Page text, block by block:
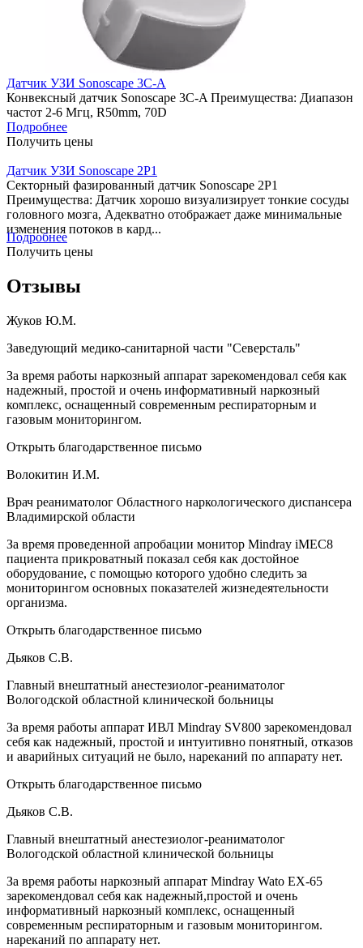
Датчик УЗИ Sonoscape 3C-A
Конвексный датчик Sonoscape 3C-A Преимущества: Диапазон
частот 2-6 Мгц, R50mm, 70D
Подробнее
Получить цены
Датчик УЗИ Sonoscape 2P1
Секторный фазированный датчик Sonoscape 2P1
Преимущества: Датчик хорошо визуализирует тонкие сосуды
головного мозга, Адекватно отображает даже минимальные
изменения потоков в кард...
Подробнее
Получить цены
Отзывы
Жуков Ю.М.
Заведующий медико-санитарной части "Северсталь"
За время работы наркозный аппарат зарекомендовал себя как
надежный, простой и очень информативный наркозный
комплекс, оснащенный современным респираторным и
газовым мониторингом.
Открыть благодарственное письмо
Волокитин И.М.
Врач реаниматолог Областного наркологического диспансера
Владимирской области
За время проведенной апробации монитор Mindray iMEC8
пациента прикроватный показал себя как достойное
оборудование, с помощью которого удобно следить за
мониторингом основных показателей жизнедеятельности
организма.
Открыть благодарственное письмо
Дьяков С.В.
Главный внештатный анестезиолог-реаниматолог
Вологодской областной клинической больницы
За время работы аппарат ИВЛ Mindray SV800 зарекомендовал
себя как надежный, простой и интуитивно понятный, отказов
и аварийных ситуаций не было, нареканий по аппарату нет.
Открыть благодарственное письмо
Дьяков С.В.
Главный внештатный анестезиолог-реаниматолог
Вологодской областной клинической больницы
За время работы наркозный аппарат Mindray Wato EX-65
зарекомендовал себя как надежный,простой и очень
информативный наркозный комплекс, оснащенный
современным респираторным и газовым мониторингом.
нареканий по аппарату нет.